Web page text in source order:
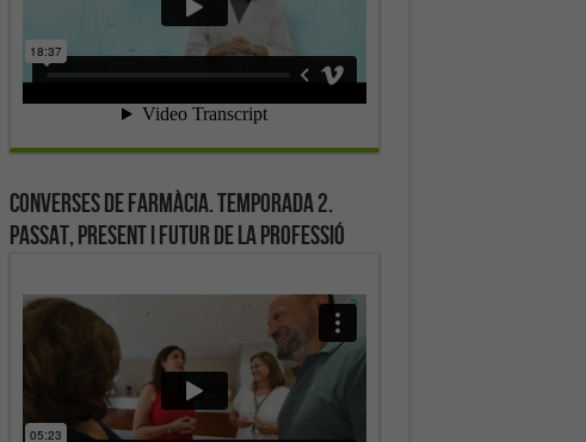
Converses de farmàcia. Temporada 2.
Passat, present i futur de la professió